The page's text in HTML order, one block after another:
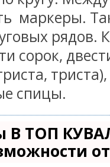
маркеры.
рядов.
сорок,
спицы.
В ТОП